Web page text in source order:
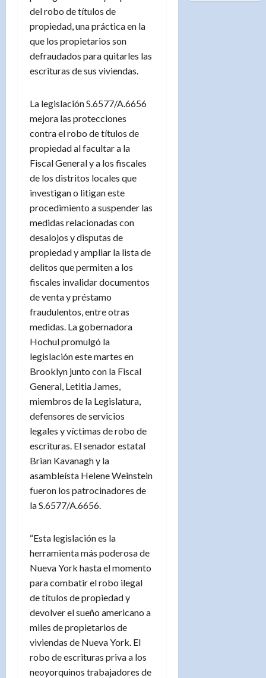
del robo de títulos de
propiedad, una práctica en la
que los propietarios son
defraudados para quitarles las
escrituras de sus viviendas.
La legislación S.6577/A.6656
mejora las protecciones
contra el robo de títulos de
propiedad al facultar a la
Fiscal General y a los fiscales
de los distritos locales que
investigan o litigan este
procedimiento a suspender las
medidas relacionadas con
desalojos y disputas de
propiedad y ampliar la lista de
delitos que permiten a los
fiscales invalidar documentos
de venta y préstamo
fraudulentos, entre otras
medidas. La gobernadora
Hochul promulgó la
legislación este martes en
Brooklyn junto con la Fiscal
General, Letitia James,
miembros de la Legislatura,
defensores de servicios
legales y víctimas de robo de
escrituras. El senador estatal
Brian Kavanagh y la
asambleísta Helene Weinstein
fueron los patrocinadores de
la S.6577/A.6656.
“Esta legislación es la
herramienta más poderosa de
Nueva York hasta el momento
para combatir el robo ilegal
de títulos de propiedad y
devolver el sueño americano a
miles de propietarios de
viviendas de Nueva York. El
robo de escrituras priva a los
neoyorquinos trabajadores de